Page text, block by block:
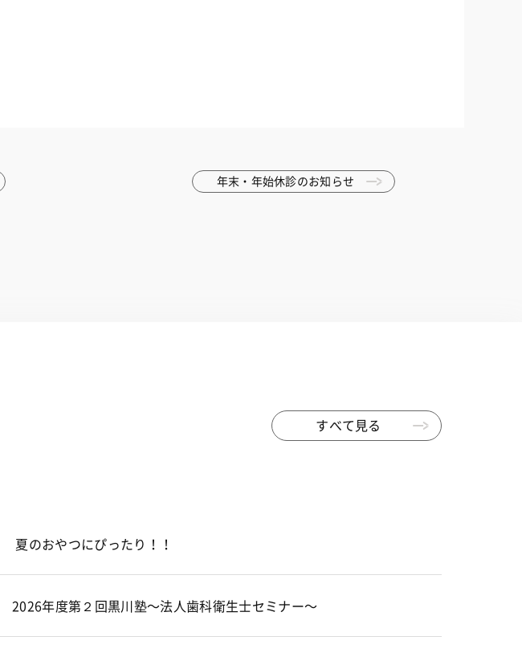
年末・年始休診のお知らせ
夏のおやつにぴったり！！
2026年度第２回黒川塾〜法人歯科衛生士セミナー〜
すべて見る